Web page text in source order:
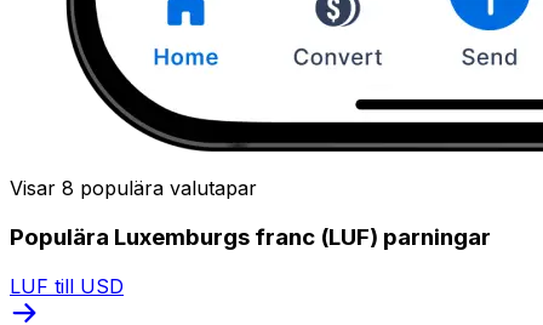
Visar 8 populära valutapar
Populära Luxemburgs franc (LUF) parningar
LUF till USD